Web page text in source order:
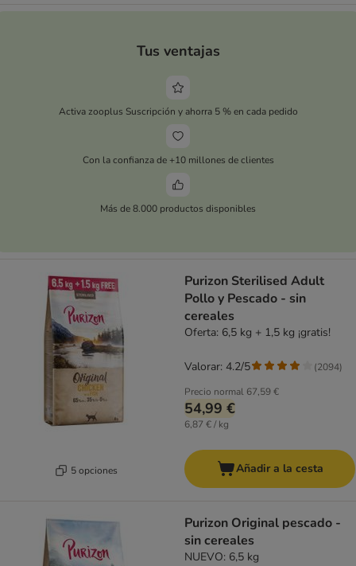
Tus ventajas
Activa zooplus Suscripción y ahorra 5 % en cada pedido
Con la confianza de +10 millones de clientes
Más de 8.000 productos disponibles
5 opciones
Purizon Sterilised Adult
Pollo y Pescado - sin
cereales
Oferta: 6,5 kg + 1,5 kg ¡gratis!
Precio normal 67,59 €
54,99 €
6,87 € / kg
Valorar: 4.2/5 (2094)
Añadir a la cesta
Purizon Original pescado -
sin cereales
NUEVO: 6,5 kg